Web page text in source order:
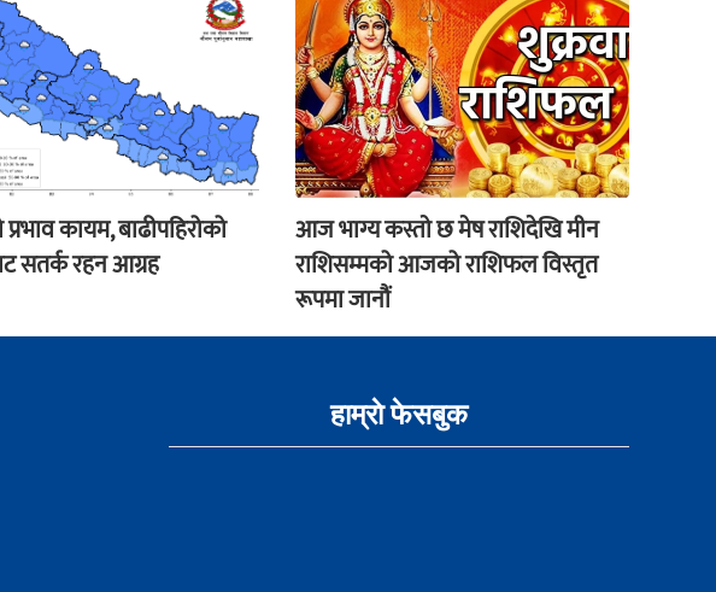
कायम, बाढीपहिरोको
सतर्क रहन आग्रह
आज भाग्य कस्ताे छ मेष राशिदेखि मीन
राशिसम्मको आजको राशिफल विस्तृत
रूपमा जानौं
हाम्राे फेसबुक